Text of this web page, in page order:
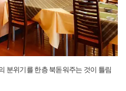
분위기를 한층 북돋워주는 것이 틀림